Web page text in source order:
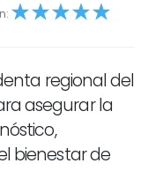
5
regional del
asegurar la
bienestar de